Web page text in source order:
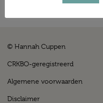
© Hannah Cuppen
CRKBO-geregistreerd
Algemene voorwaarden
Disclaimer